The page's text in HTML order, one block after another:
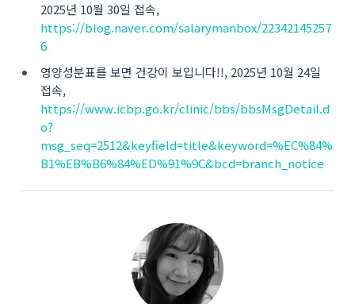
2025년 10월 30일 접속,
https://blog.naver.com/salarymanbox/22342145257
6
영양성분표를 보면 건강이 보입니다!!, 2025년 10월 24일
접속,
https://www.icbp.go.kr/clinic/bbs/bbsMsgDetail.d
o?
msg_seq=2512&keyfield=title&keyword=%EC%84%
B1%EB%B6%84%ED%91%9C&bcd=branch_notice